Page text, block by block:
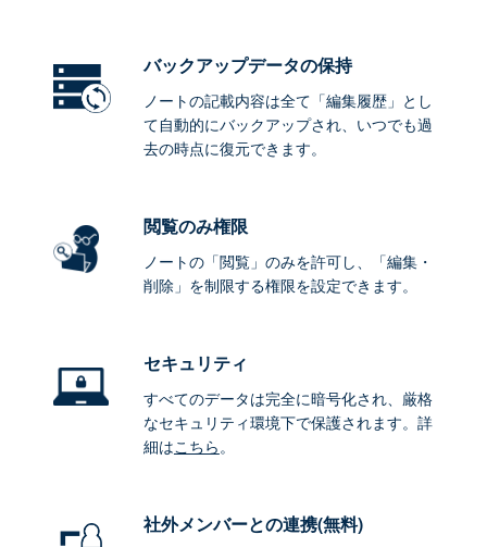
バックアップデータの保持
ノートの記載内容は全て「編集履歴」とし
て自動的にバックアップされ、いつでも過
去の時点に復元できます。
閲覧のみ権限
ノートの「閲覧」のみを許可し、「編集・
削除」を制限する権限を設定できます。
セキュリティ
すべてのデータは完全に暗号化され、厳格
なセキュリティ環境下で保護されます。詳
細はこちら。
社外メンバーとの連携(無料)